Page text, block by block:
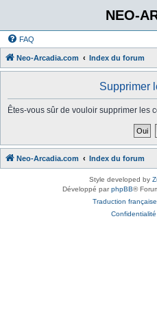
NEO-
FAQ
Neo-Arcadia.com Index du forum
Supprimer
Êtes-vous sûr de vouloir supprimer les
Neo-Arcadia.com Index du forum
Style developed by
Développé parphpBB®
Traduction
Confidentialité